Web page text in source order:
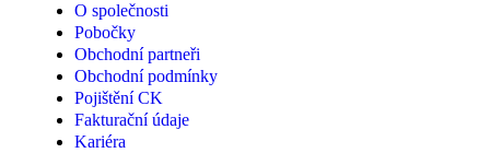
O společnosti
Pobočky
Obchodní partneři
Obchodní podmínky
Pojištění CK
Fakturační údaje
Kariéra